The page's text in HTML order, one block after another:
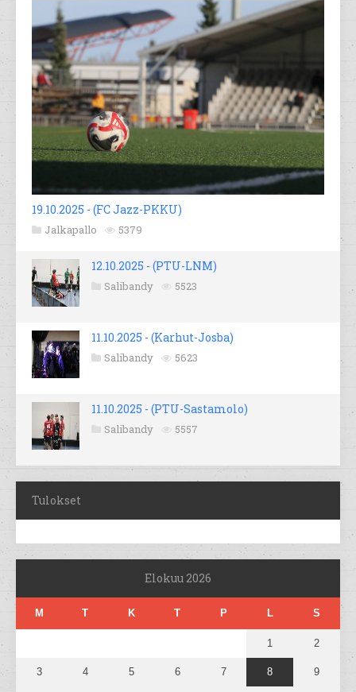
19.10.2025 - (FC Jazz-PKKU)
Jalkapallo 5379
12.10.2025 - (PTU-LNM)
Salibandy 5523
11.10.2025 - (Karhut-Josba)
Salibandy 5623
11.10.2025 - (PTU-Sastamolo)
Salibandy 5557
Tulokset
Elokuu 2026
M T K T P L S
1 2
3 4 5 6 7 8 9